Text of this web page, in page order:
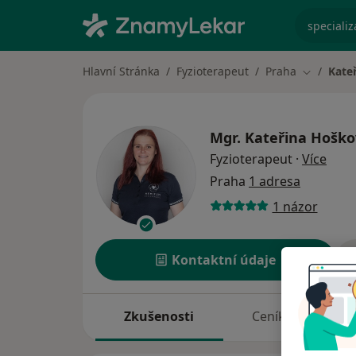
Hlavní Stránka Fyzioterapeut Praha Změna
Mgr. Kateřina
Fyzioterapeut · Více
Praha 1 adresa
1 názor
Kontaktní údaje
Zkušenosti Ceník